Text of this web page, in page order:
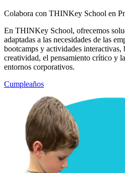
Colabora con THINKey School en
En THINKey School, ofrecemos
adaptadas a las necesidades de las
bootcamps y actividades interactivas,
creatividad, el pensamiento crítico y
entornos corporativos.​
Cumpleaños